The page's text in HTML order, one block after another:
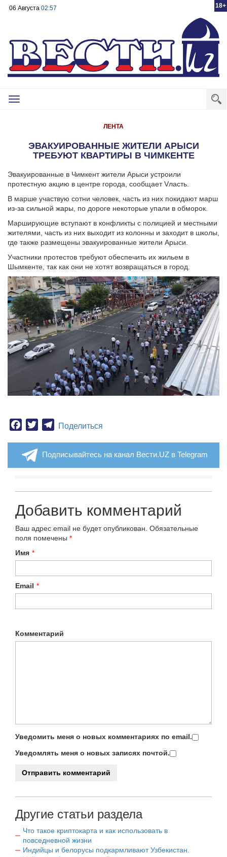
18+
06 Августа 02:57
Toggle
ЛЕНТА
ЭВАКУИРОВАННЫЕ ЖИТЕЛИ АРЫСИ
ТРЕБУЮТ КВАРТИРЫ В ЧИМКЕНТЕ
Эвакуированные в Чимкент жители Арыси устроили
протестную акцию в центре города, сообщает Vласть.
В марше участвую сотни человек, часть из них покидают марш
из-за сильной жары, по дороге некоторые упали в обморок.
Марширующие вступают в конфликты с полицией и местными
жителями, часть из них выходит из колонны и заходит в школы,
где также размещены эвакуированные жители Арыси.
Участники протестов требуют обеспечить их жильем в
Шымкенте, так как они не хотят возвращаться в город.
Facebook
TwitterTelegram
Поделиться
Подписывайтесь на канал Вести.UZ в Telegram
Добавить комментарий
Ваш адрес email не будет опубликован. Обязательные
поля помечены *
Имя *
Email *
Комментарий
Уведомить меня о новых комментариях по email.
Уведомлять меня о новых записях почтой.
Другие статьи раздела
Что такое криптокарта и как использовать в
повседневной жизни
Индийцы и белорусы подкармливают Узбекистан.